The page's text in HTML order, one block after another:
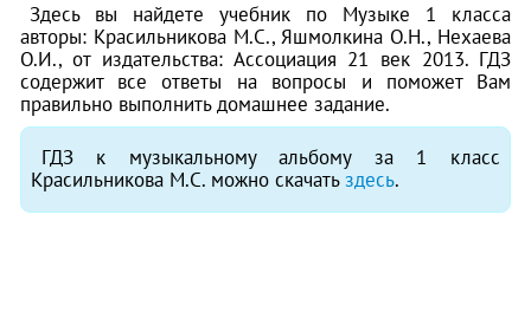
Здесь вы найдете учебник по Музыке 1 класса
авторы: Красильникова М.С., Яшмолкина О.Н., Нехаева
О.И., от издательства: Ассоциация 21 век 2013. ГДЗ
содержит все ответы на вопросы и поможет Вам
правильно выполнить домашнее задание.
ГДЗ к музыкальному альбому за 1 класс
Красильникова М.С. можно скачатьздесь.